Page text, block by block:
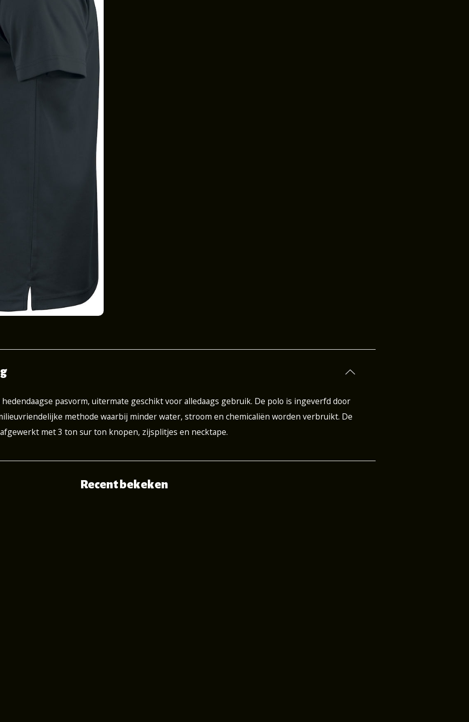
pasvorm, uitermate geschikt voor alledaags gebruik. De polo is ingeverfd door
methode waarbij minder water, stroom en chemicaliën worden verbruikt. De
met 3 ton sur ton knopen, zijsplitjes en necktape.
Recent bekeken